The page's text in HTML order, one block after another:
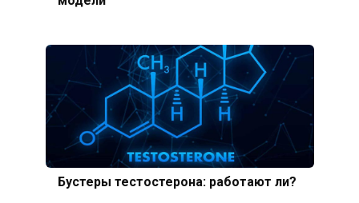
Бустеры тестостерона: работают ли?